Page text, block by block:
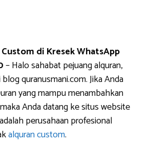
di Kresek WhatsApp
– Halo sahabat pejuang alquran,
quranusmani.com. Jika Anda
yang mampu menambahkan
Anda datang ke situs website
perusahaan profesional
alquran custom.